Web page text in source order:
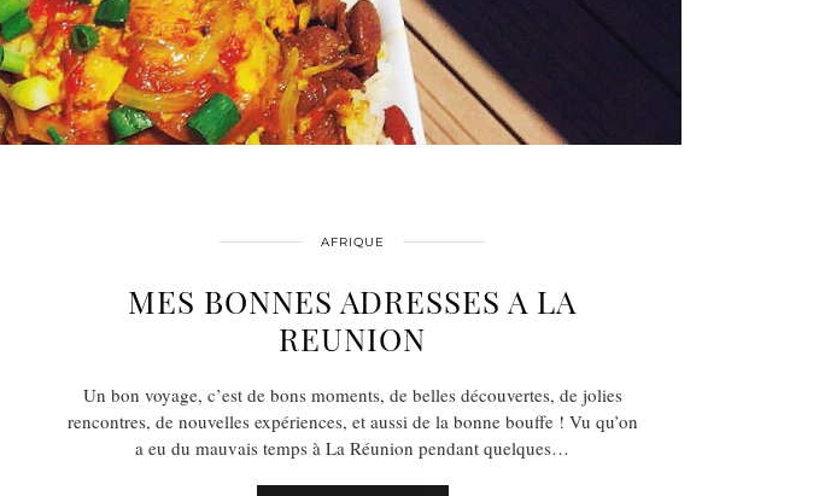
AFRIQUE
MES BONNES ADRESSES A LA
REUNION
Un bon voyage, c’est de bons moments, de belles découvertes, de jolies
rencontres, de nouvelles expériences, et aussi de la bonne bouffe ! Vu qu’on
a eu du mauvais temps à La Réunion pendant quelques…